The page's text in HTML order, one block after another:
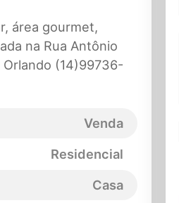
área gourmet,
na Rua Antônio
Orlando (14)99736-
Venda
Residencial
Casa